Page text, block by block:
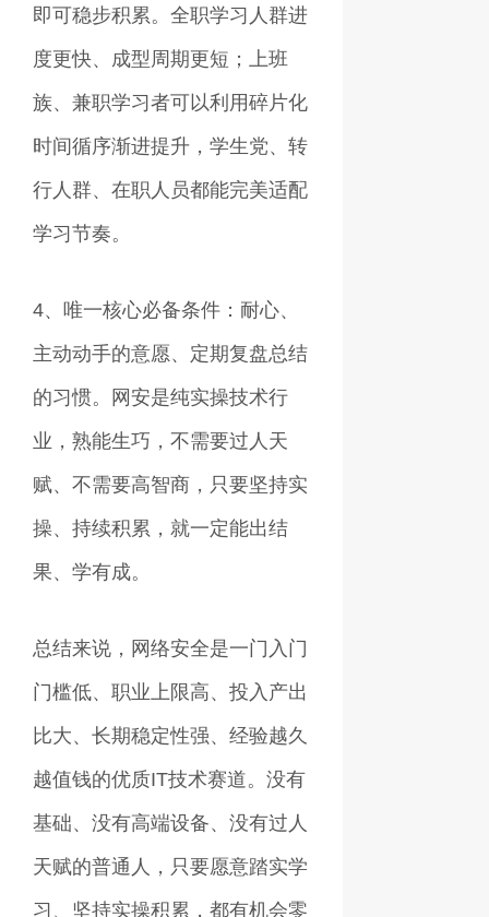
即可稳步积累。全职学习人群进
度更快、成型周期更短；上班
族、兼职学习者可以利用碎片化
时间循序渐进提升，学生党、转
行人群、在职人员都能完美适配
学习节奏。
4、唯一核心必备条件：耐心、
主动动手的意愿、定期复盘总结
的习惯。网安是纯实操技术行
业，熟能生巧，不需要过人天
赋、不需要高智商，只要坚持实
操、持续积累，就一定能出结
果、学有成。
总结来说，网络安全是一门入门
门槛低、职业上限高、投入产出
比大、长期稳定性强、经验越久
越值钱的优质IT技术赛道。没有
基础、没有高端设备、没有过人
天赋的普通人，只要愿意踏实学
习、坚持实操积累，都有机会零